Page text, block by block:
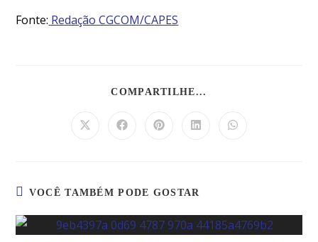
Fonte: Redação CGCOM/CAPES
COMPARTILHE...
VOCÊ TAMBÉM PODE GOSTAR